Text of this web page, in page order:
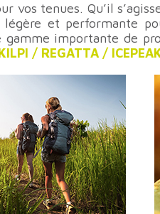
vos tenues. Qu’il
légère et performante
gamme importante de
/ REGATTA /